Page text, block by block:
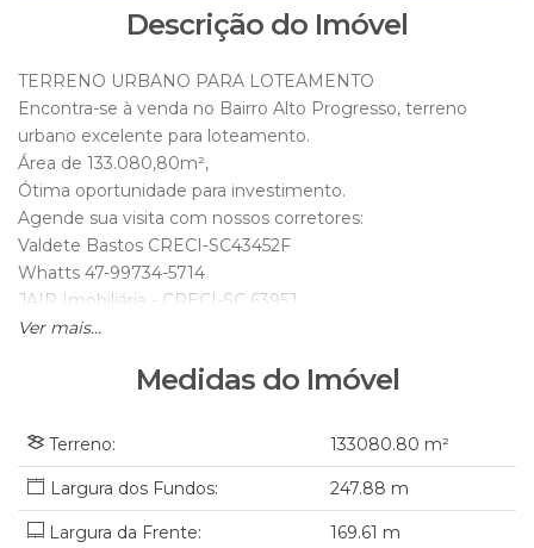
Descrição do Imóvel
TERRENO URBANO PARA LOTEAMENTO
Encontra-se à venda no Bairro Alto Progresso, terreno
urbano excelente para loteamento.
Área de 133.080,80m²,
Ótima oportunidade para investimento.
Agende sua visita com nossos corretores:
Valdete Bastos CRECI-SC43452F
Whatts 47-99734-5714
JAIR Imobiliária - CRECI-SC 6395J
Fone 47-3300-1861
Ver mais...
Medidas do Imóvel
Terreno: 133080.80 m²
247.88 m
Largura da Frente: 169.61 m